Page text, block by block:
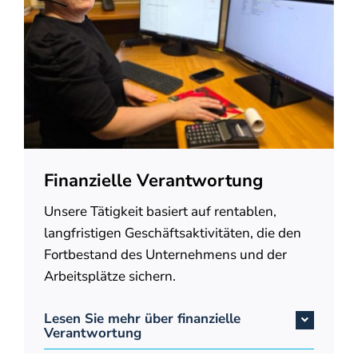
Finanzielle Verantwortung
Unsere Tätigkeit basiert auf rentablen,
langfristigen Geschäftsaktivitäten, die den
Fortbestand des Unternehmens und der
Arbeitsplätze sichern.
Lesen Sie mehr über finanzielle
Verantwortung